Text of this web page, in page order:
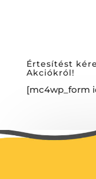
Értesítést
Akciókról!
[mc4wp_form